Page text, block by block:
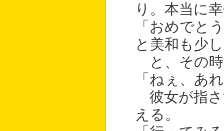
り。本当に
「おめでと
と美和も少
と、その時
「ねぇ、あ
彼女が指さ
える。